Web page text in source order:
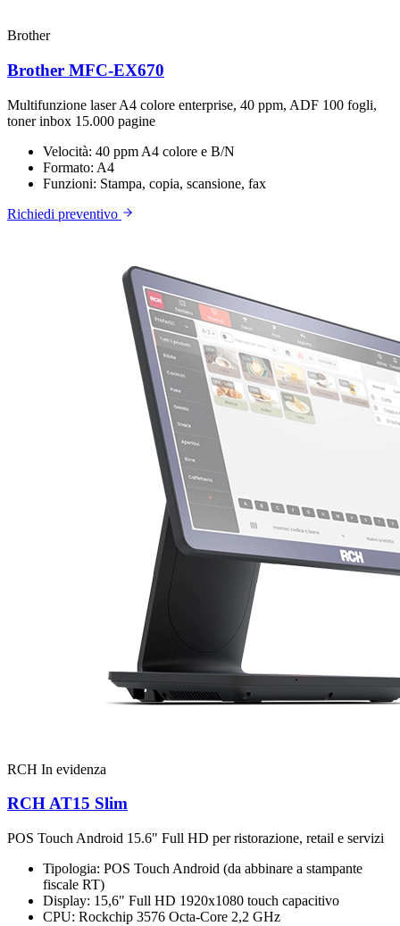
Brother
Brother MFC-EX670
Multifunzione laser A4 colore enterprise, 40 ppm, ADF 100 fogli,
toner inbox 15.000 pagine
Velocità: 40 ppm A4 colore e B/N
Formato: A4
Funzioni: Stampa, copia, scansione, fax
Richiedi preventivo
RCH In evidenza
RCH AT15 Slim
POS Touch Android 15.6" Full HD per ristorazione, retail e servizi
Tipologia: POS Touch Android (da abbinare a stampante
fiscale RT)
Display: 15,6" Full HD 1920x1080 touch capacitivo
CPU: Rockchip 3576 Octa-Core 2,2 GHz